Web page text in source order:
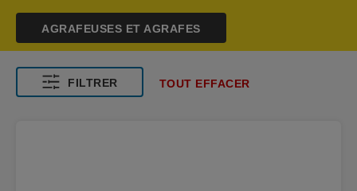
AGRAFEUSES ET AGRAFES
FILTRER TOUT EFFACER